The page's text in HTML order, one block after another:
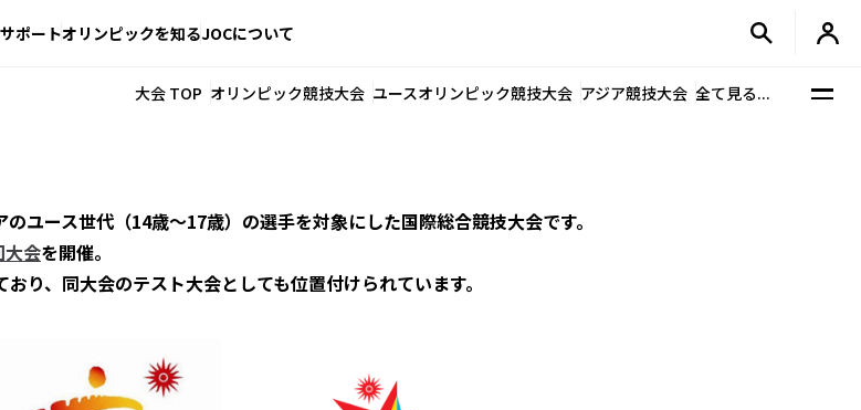
ポートオリンピックを知るJOCについて
大会 TOP オリンピック競技大会 ユースオリンピック競技大会 アジア競技大会 全て見る...
ユース世代（14歳〜17歳）の選手を対象にした国際総合競技大会です。
大会を開催。
おり、同大会のテスト大会としても位置付けられています。